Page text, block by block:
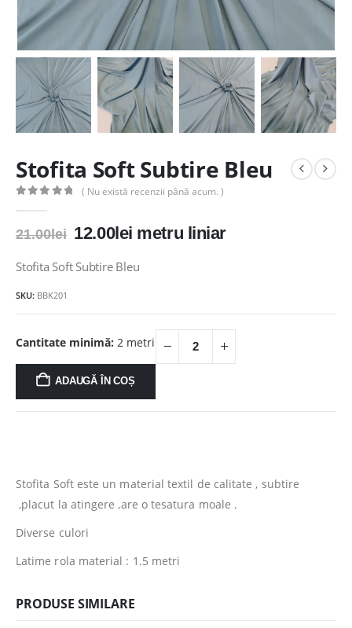
Stofita Soft Subtire Bleu
( Nu există recenzii până acum. )
21.00lei Prețul
a
12.00leiPrețul
este:
metru liniar
Stofita Soft Subtire Bleu
SKU: BBK201
Cantitate minimă: 2 metri
ADAUGĂ ÎN COȘ
Stofita Soft este un material textil de calitate , subtire
,placut la atingere ,are o tesatura moale .
Diverse culori
Latime rola material : 1.5 metri
PRODUSE SIMILARE